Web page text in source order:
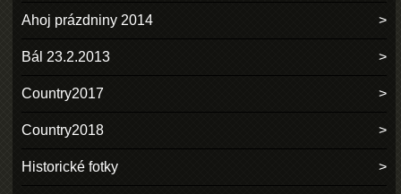
Ahoj prázdniny 2014
Bál 23.2.2013
Country2017
Country2018
Historické fotky